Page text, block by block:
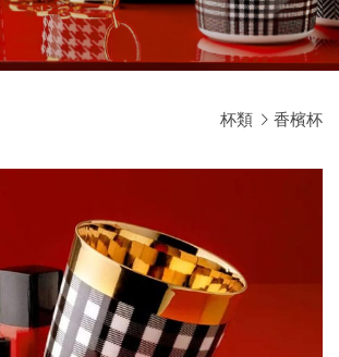
杯類 香檳杯